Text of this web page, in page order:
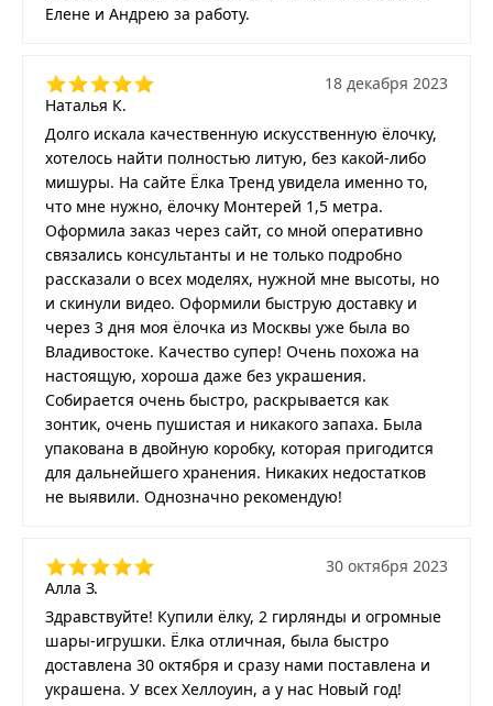
Елене и Андрею за работу.
Наталья К.
18 декабря 2023
Долго искала качественную искусственную ёлочку,
хотелось найти полностью литую, без какой-либо
мишуры. На сайте Ёлка Тренд увидела именно то,
что мне нужно, ёлочку Монтерей 1,5 метра.
Оформила заказ через сайт, со мной оперативно
связались консультанты и не только подробно
рассказали о всех моделях, нужной мне высоты, но
и скинули видео. Оформили быструю доставку и
через 3 дня моя ёлочка из Москвы уже была во
Владивостоке. Качество супер! Очень похожа на
настоящую, хороша даже без украшения.
Собирается очень быстро, раскрывается как
зонтик, очень пушистая и никакого запаха. Была
упакована в двойную коробку, которая пригодится
для дальнейшего хранения. Никаких недостатков
не выявили. Однозначно рекомендую!
Алла З.
30 октября 2023
Здравствуйте! Купили ёлку, 2 гирлянды и огромные
шары-игрушки. Ёлка отличная, была быстро
доставлена 30 октября и сразу нами поставлена и
украшена. У всех Хеллоуин, а у нас Новый год!